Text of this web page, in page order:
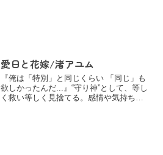
愛日と花嫁/渚アユム
『俺は「特別」と同じくらい 「同じ」も
欲しかったんだ...』“守り神”として、等し
く救い等しく見捨てる。感情や気持ちよ